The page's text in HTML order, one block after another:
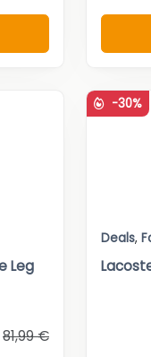
Leg
81,99 €
-30%
Deals,